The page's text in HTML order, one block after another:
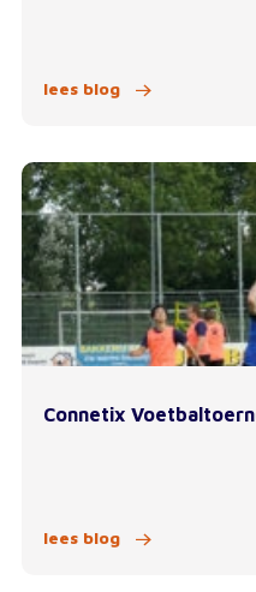
lees blog
Connetix
lees blog